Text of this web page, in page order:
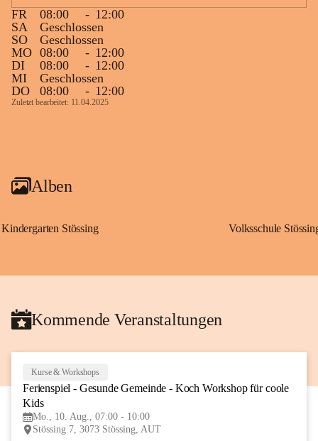
FR
08:00 - 12:00
SA
Geschlossen
SO
Geschlossen
MO 08:00 - 12:00
DI
08:00 - 12:00
MI
Geschlossen
DO
08:00 - 12:00
Zuletzt bearbeitet: 11.04.2025
Alben
Kindergarten Stössing Volksschule
Kommende Veranstaltungen
AUG
Kurse & Workshops
Ferienspiel - Gesunde Gemeinde - Koch Workshop für coole
Kids
Mo., 10. Aug., 07:00 - 10:00
Stössing 7, 3073 Stössing, AUT